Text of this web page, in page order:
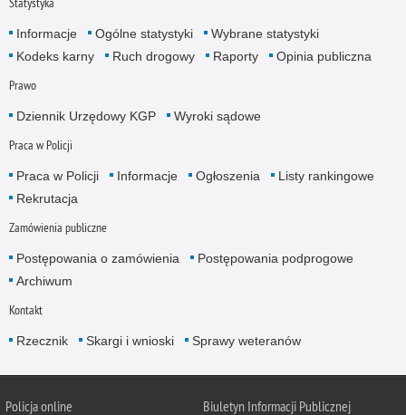
Informacje Ogólne statystyki
Wybrane statystyki
Kodeks karny
Ruch drogowy Raporty Opinia publiczna
Prawo
Dziennik Urzędowy KGP Wyroki sądowe
Praca w Policji
Praca w Policji Informacje Ogłoszenia
Listy rankingowe
Rekrutacja
Zamówienia publiczne
Postępowania o zamówienia
Postępowania podprogowe
Archiwum
Kontakt
Rzecznik Skargi i wnioski Sprawy weteranów
Policjaonline Biuletyn Informacji Publicznej